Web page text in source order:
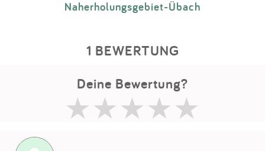
Naherholungsgebiet-Übach
1 BEWERTUNG
Deine Bewertung?